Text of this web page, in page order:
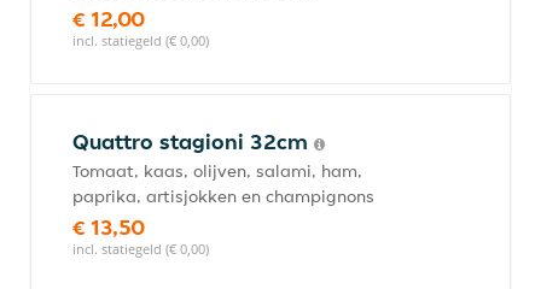
€ 12,00
incl. statiegeld (€ 0,00)
Quattro stagioni 32cm
Tomaat, kaas, olijven, salami, ham,
paprika, artisjokken en champignons
€ 13,50
incl. statiegeld (€ 0,00)